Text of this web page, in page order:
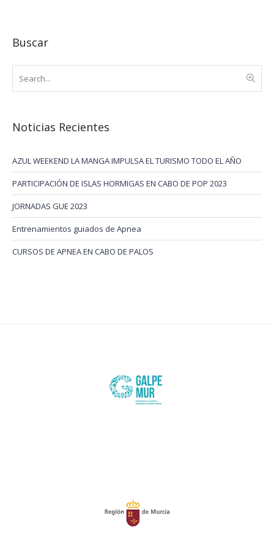
Buscar
Noticias Recientes
AZUL WEEKEND LA MANGA IMPULSA EL TURISMO TODO EL AÑO
PARTICIPACIÓN DE ISLAS HORMIGAS EN CABO DE POP 2023
JORNADAS GUE 2023
Entrenamientos guiados de Apnea
CURSOS DE APNEA EN CABO DE PALOS